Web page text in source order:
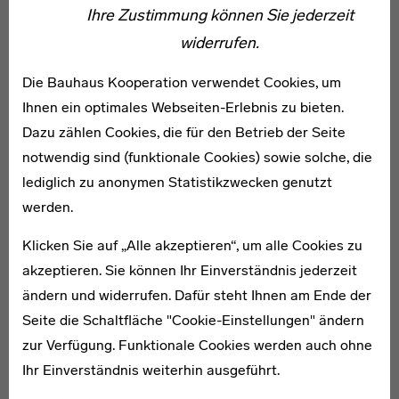
Ihre Zustimmung können Sie jederzeit
widerrufen.
Die Bauhaus Kooperation verwendet Cookies, um
Ihnen ein optimales Webseiten-Erlebnis zu bieten.
Dazu zählen Cookies, die für den Betrieb der Seite
notwendig sind (funktionale Cookies) sowie solche, die
lediglich zu anonymen Statistikzwecken genutzt
werden.
Klicken Sie auf „Alle akzeptieren“, um alle Cookies zu
akzeptieren. Sie können Ihr Einverständnis jederzeit
ändern und widerrufen. Dafür steht Ihnen am Ende der
Seite die Schaltfläche "Cookie-Einstellungen" ändern
zur Verfügung. Funktionale Cookies werden auch ohne
Ihr Einverständnis weiterhin ausgeführt.
Am 9. Dezember 1994 starb Max Bill am Flughafen
Berlin Tegel. Er war auf dem Rückweg von einer
Bauhaus-Archiv Berlin. [AG 2016]
Literatur:
∙ Jakob Bill (2008): max bill am bauhaus, Bern.
1988, Bern.
http://www.hls-dhs-dss.ch/textes/d/D6183.php, 8.4.2016.
∙ Thomas Buchsteiner, Otto Lotze (2005): max bill, maler, bildhauer, architekt,
designer. Ostfildern-Ruit.
∙ HfG-Archiv Ulm, Die HfG Ulm, http://www.hfg-
∙ Max Bill und Georges Vantongerloo Stiftung, http://www.maxbill.ch,
8.4.2016.
8.4.2016.